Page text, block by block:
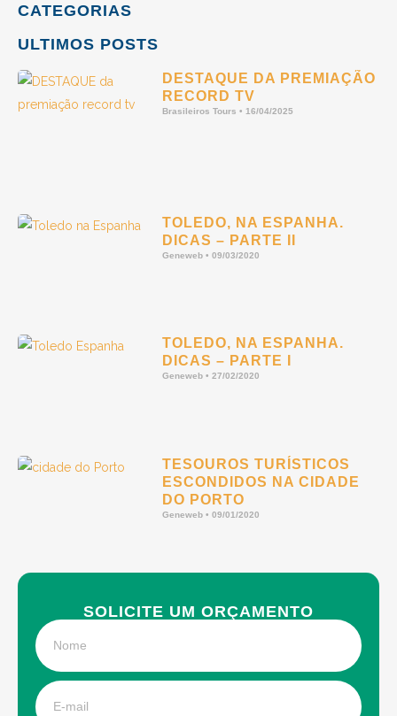
CATEGORIAS
ULTIMOS POSTS
DESTAQUE DA PREMIAÇÃO
RECORD TV
Brasileiros Tours 16/04/2025
TOLEDO, NA ESPANHA.
DICAS – PARTE II
Geneweb 09/03/2020
TOLEDO, NA ESPANHA.
DICAS – PARTE I
Geneweb 27/02/2020
TESOUROS TURÍSTICOS
ESCONDIDOS NA CIDADE
DO PORTO
Geneweb 09/01/2020
SOLICITE UM ORÇAMENTO